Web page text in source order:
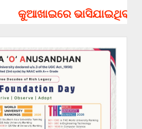
କୁଆଖାଇରେ ଭାସିଯାଇଥିବା ୨